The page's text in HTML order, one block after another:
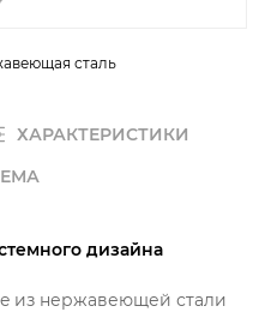
сталь
ХАРАКТЕРИСТИКИ
дизайна
из нержавеющей стали